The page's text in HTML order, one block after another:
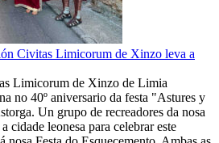
Civitas Limicorum de Xinzo leva a
Limicorum de Xinzo de Limia
no 40º aniversario da festa "Astures y
Un grupo de recreadores da nosa
cidade leonesa para celebrar este